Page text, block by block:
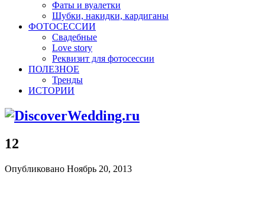
Фаты и вуалетки
Шубки, накидки, кардиганы
ФОТОСЕССИИ
Свадебные
Love story
Реквизит для фотосессии
ПОЛЕЗНОЕ
Тренды
ИСТОРИИ
12
Опубликовано Ноябрь 20, 2013